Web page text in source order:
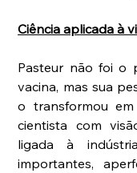
Ciência aplicada à
Pasteur não foi o
vacina, mas sua
o transformou
cientista com
ligada à
importantes,